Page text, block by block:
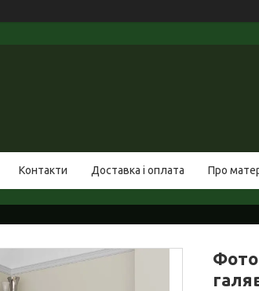
Контакти Доставка і оплата Про